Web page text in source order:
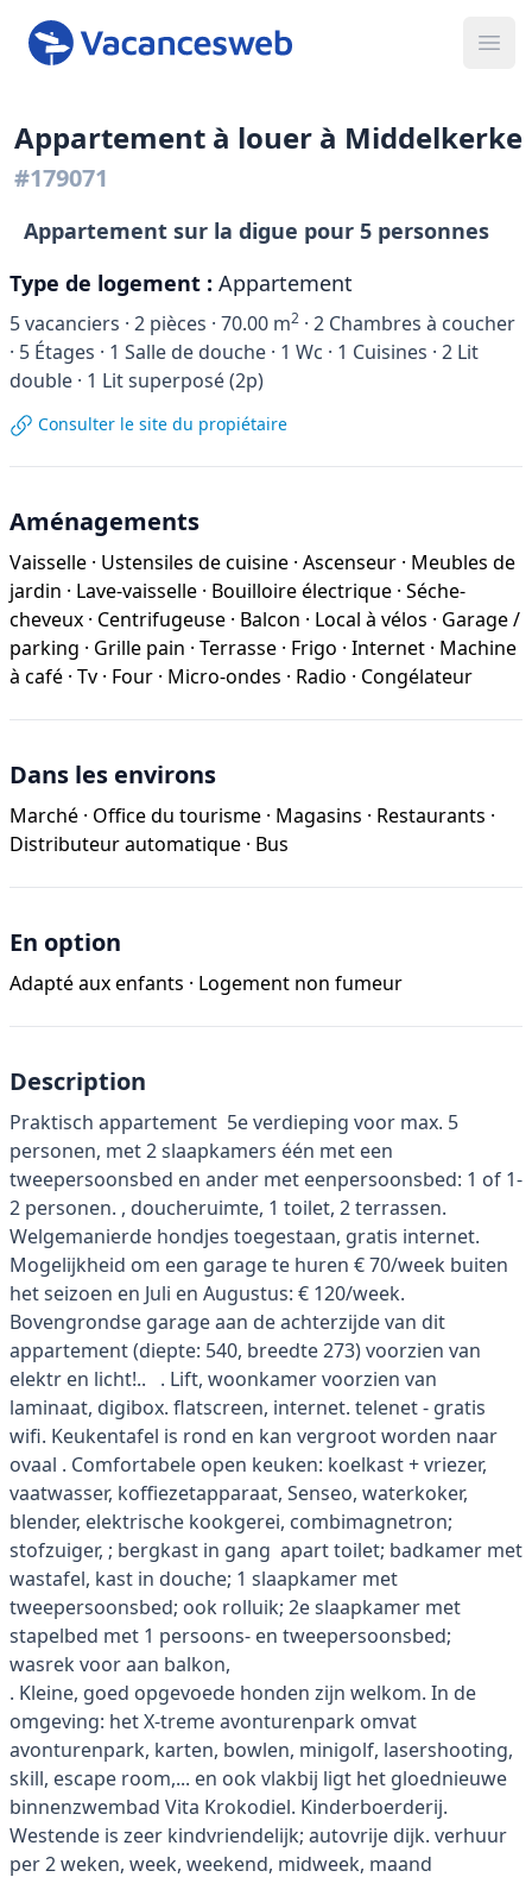
Appartement à louer à Middelkerke
#179071
Appartement sur la digue pour 5 personnes
Type de logement : Appartement
5vacanciers · 2 pièces · 70.00 m2 · 2 Chambres à coucher
· 5 Étages · 1 Salle de douche · 1 Wc · 1 Cuisines · 2 Lit
double · 1 Lit superposé (2p)
Consulter le site du propiétaire
Aménagements
Vaisselle · Ustensiles de cuisine · Ascenseur · Meubles de
jardin · Lave-vaisselle · Bouilloire électrique · Séche-
cheveux · Centrifugeuse · Balcon · Local à vélos · Garage /
parking · Grille pain · Terrasse · Frigo · Internet · Machine
à café · Tv · Four · Micro-ondes · Radio · Congélateur
Dans les environs
Marché · Office du tourisme · Magasins · Restaurants ·
Distributeur automatique · Bus
En option
Adapté aux enfants · Logement non fumeur
Description
Praktisch appartement 5e verdieping voor max. 5
personen, met 2 slaapkamers één met een
tweepersoonsbed en ander met eenpersoonsbed: 1 of 1-
2 personen. , doucheruimte, 1 toilet, 2 terrassen.
Welgemanierde hondjes toegestaan, gratis internet.
Mogelijkheid om een ​​garage te huren € 70/week buiten
het seizoen en Juli en Augustus: € 120/week.
Bovengrondse garage aan de achterzijde van dit
appartement (diepte: 540, breedte 273) voorzien van
elektr en licht!.. . Lift, woonkamer voorzien van
laminaat, digibox. flatscreen, internet. telenet - gratis
wifi. Keukentafel is rond en kan vergroot worden naar
ovaal . Comfortabele open keuken: koelkast + vriezer,
vaatwasser, koffiezetapparaat, Senseo, waterkoker,
blender, elektrische kookgerei, combimagnetron;
stofzuiger, ; bergkast in gang apart toilet; badkamer met
wastafel, kast in douche; 1 slaapkamer met
tweepersoonsbed; ook rolluik; 2e slaapkamer met
stapelbed met 1 persoons- en tweepersoonsbed;
wasrek voor aan balkon,
. Kleine, goed opgevoede honden zijn welkom. In de
omgeving: het X-treme avonturenpark omvat
avonturenpark, karten, bowlen, minigolf, lasershooting,
skill, escape room,... en ook vlakbij ligt het gloednieuwe
binnenzwembad Vita Krokodiel. Kinderboerderij.
Westende is zeer kindvriendelijk; autovrije dijk. verhuur
per 2 weken, week, weekend, midweek, maand